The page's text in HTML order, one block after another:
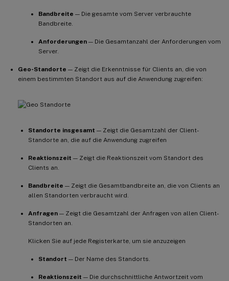
Bandbreite — Die gesamte vom Server verbrauchte
Bandbreite.
Anforderungen — Die Gesamtanzahl der Anforderungen vom
Server.
Geo-Standorte — Zeigt die Erkenntnisse für Clients an, die von
einem bestimmten Standort aus auf die Anwendung zugreifen:
Standorte insgesamt — Zeigt die Gesamtzahl der Client-
Standorte an, die auf die Anwendung zugreifen
Reaktionszeit — Zeigt die Reaktionszeit vom Standort des
Clients an.
Bandbreite — Zeigt die Gesamtbandbreite an, die von Clients an
allen Standorten verbraucht wird.
Anfragen — Zeigt die Gesamtzahl der Anfragen von allen Client-
Standorten an.
Klicken Sie auf jede Registerkarte, um sie anzuzeigen
Standort — Der Name des Standorts.
Reaktionszeit — Die durchschnittliche Antwortzeit vom